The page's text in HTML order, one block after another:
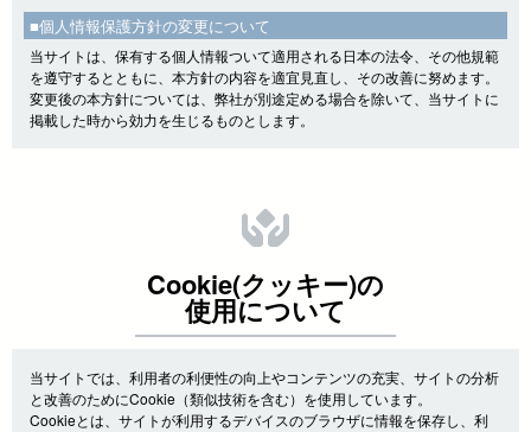
■個人情報保護方針の変更について
当サイトは、保有する個人情報ついて適用される日本の法令、その他規範
を遵守するとともに、本方針の内容を適宜見直し、その改善に努めます。
変更後の本方針については、弊社が別途定める場合を除いて、当サイトに
掲載した時から効力を生じるものとします。
Cookie(クッキー)の
使用について
当サイトでは、利用者の利便性の向上やコンテンツの充実、サイトの分析
と改善のためにCookie（類似技術を含む）を使用しています。
Cookieとは、サイトが利用するデバイスのブラウザに情報を保存し、利